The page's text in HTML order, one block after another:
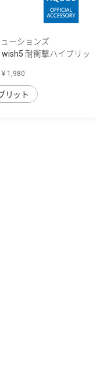
ーションズ
wish5 耐衝撃ハイブリッ
1,980
リット